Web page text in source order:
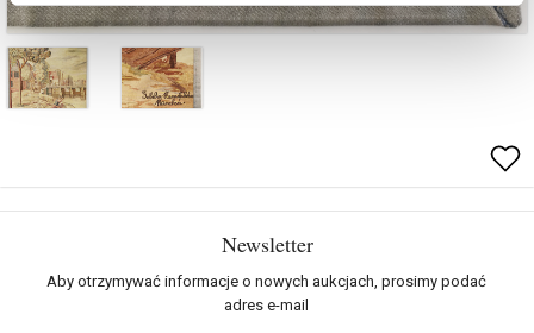
Newsletter
Aby otrzymywać informacje o nowych aukcjach, prosimy podać
adres e-mail